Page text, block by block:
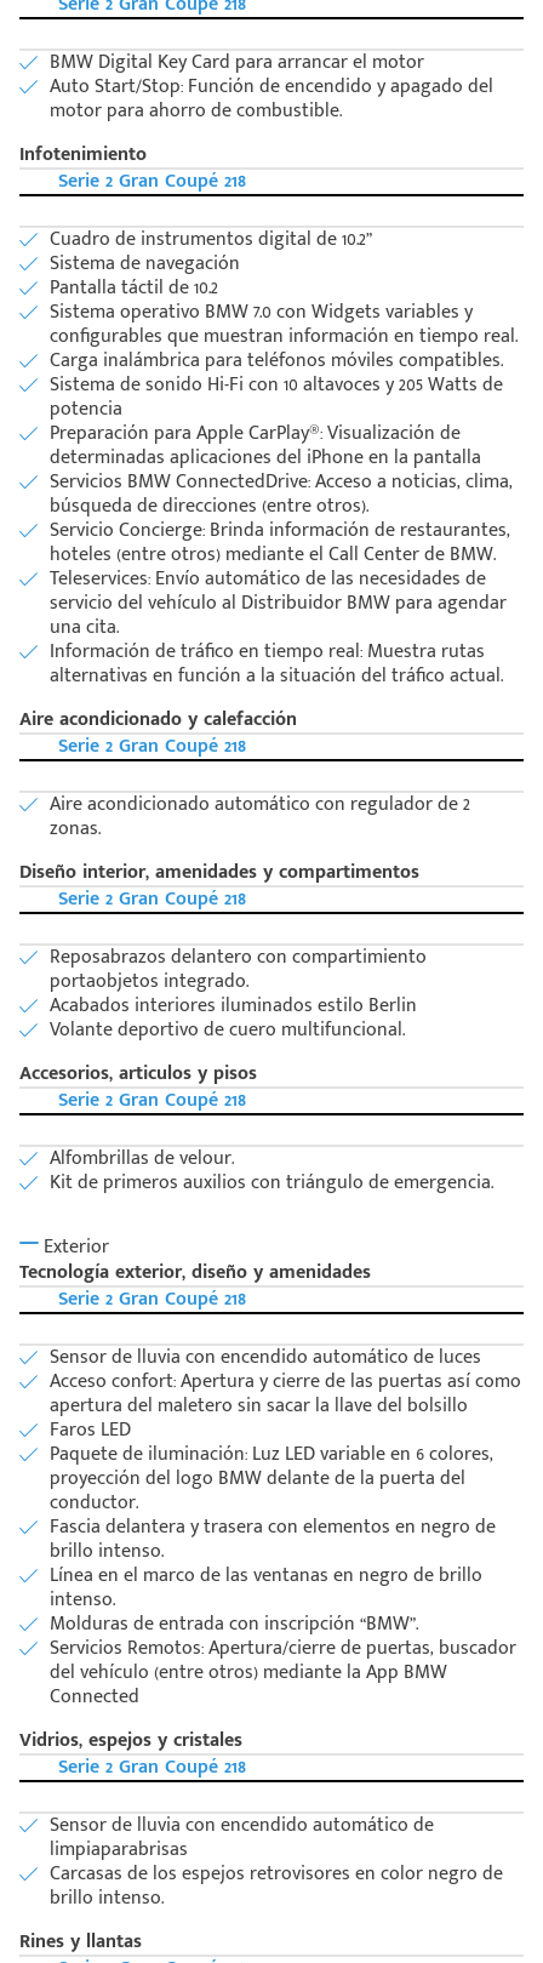
Escríbenos
+528121278366
Código
Postal
Ingresar
BMW Digital Key Card para arrancar el motor
Auto Start/Stop: Función de encendido y apagado del
motor para ahorro de combustible.
Infotenimiento
Serie 2 Gran Coupé 218
Cuadro de instrumentos digital de 10.2”
Sistema de navegación
Pantalla táctil de 10.2
Sistema operativo BMW 7.0 con Widgets variables y
configurables que muestran información en tiempo real.
Carga inalámbrica para teléfonos móviles compatibles.
Sistema de sonido Hi-Fi con 10 altavoces y 205 Watts de
potencia
Preparación para Apple CarPlay®: Visualización de
determinadas aplicaciones del iPhone en la pantalla
Servicios BMW ConnectedDrive: Acceso a noticias, clima,
búsqueda de direcciones (entre otros).
Servicio Concierge: Brinda información de restaurantes,
hoteles (entre otros) mediante el Call Center de BMW.
Teleservices: Envío automático de las necesidades de
servicio del vehículo al Distribuidor BMW para agendar
una cita.
Información de tráfico en tiempo real: Muestra rutas
alternativas en función a la situación del tráfico actual.
Aire acondicionado y calefacción
Serie 2 Gran Coupé 218
Aire acondicionado automático con regulador de 2
zonas.
Diseño interior, amenidades y compartimentos
Serie 2 Gran Coupé 218
Reposabrazos delantero con compartimiento
portaobjetos integrado.
Acabados interiores iluminados estilo Berlin
Volante deportivo de cuero multifuncional.
Accesorios, articulos y pisos
Serie 2 Gran Coupé 218
Alfombrillas de velour.
Kit de primeros auxilios con triángulo de emergencia.
Exterior
Tecnología exterior, diseño y amenidades
Serie 2 Gran Coupé 218
Sensor de lluvia con encendido automático de luces
Acceso confort: Apertura y cierre de las puertas así como
apertura del maletero sin sacar la llave del bolsillo
Faros LED
Paquete de iluminación: Luz LED variable en 6 colores,
proyección del logo BMW delante de la puerta del
conductor.
Fascia delantera y trasera con elementos en negro de
brillo intenso.
Línea en el marco de las ventanas en negro de brillo
intenso.
Molduras de entrada con inscripción “BMW”.
Servicios Remotos: Apertura/cierre de puertas, buscador
del vehículo (entre otros) mediante la App BMW
Connected
Vidrios, espejos y cristales
Serie 2 Gran Coupé 218
Sensor de lluvia con encendido automático de
limpiaparabrisas
Carcasas de los espejos retrovisores en color negro de
brillo intenso.
Rines y llantas